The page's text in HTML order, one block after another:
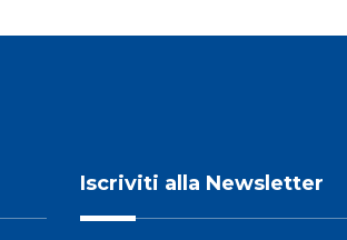
Iscriviti alla Newsletter